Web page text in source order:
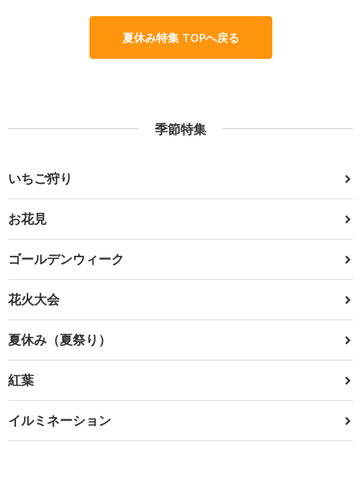
夏休み特集 TOPへ戻る
季節特集
いちご狩り
お花見
ゴールデンウィーク
花火大会
夏休み（夏祭り）
紅葉
イルミネーション